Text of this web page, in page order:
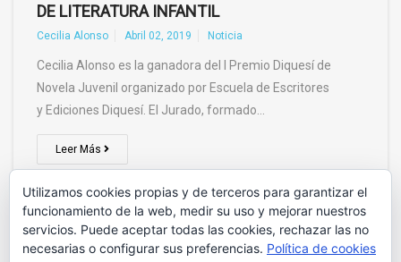
DE LITERATURA INFANTIL
Cecilia Alonso Abril 02, 2019 Noticia
Cecilia Alonso es la ganadora del I Premio Diquesí de
Novela Juvenil organizado por Escuela de Escritores
y Ediciones Diquesí. El Jurado, formado…
Leer Más
Utilizamos cookies propias y de terceros para garantizar el
funcionamiento de la web, medir su uso y mejorar nuestros
servicios. Puede aceptar todas las cookies, rechazar las no
necesarias o configurar sus preferencias. Política de cookies